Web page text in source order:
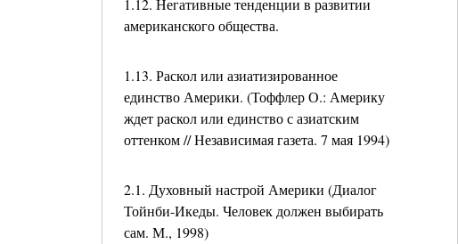
1.12. Негативные тенденции в развитии
американского общества.
1.13. Раскол или азиатизированное
единство Америки. (Тоффлер О.: Америку
ждет раскол или единство с азиатским
оттенком // Независимая газета. 7 мая 1994)
2.1. Духовный настрой Америки (Диалог
Тойнби-Икеды. Человек должен выбирать
сам. М., 1998)